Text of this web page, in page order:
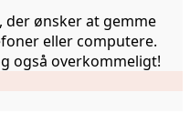
der ønsker at gemme
eller computere.
også overkommeligt!